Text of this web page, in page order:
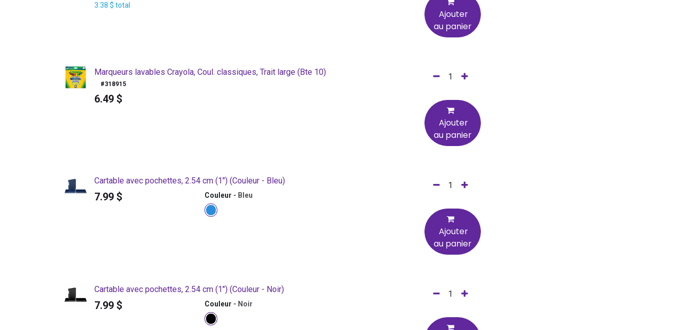
3.38 $ total
Ajouter
au panier
Marqueurs lavables Crayola, Coul. classiques, Trait large (Bte 10)
#318915
6.49 $
Ajouter
au panier
Cartable avec pochettes, 2.54 cm (1") (Couleur - Bleu)
7.99 $ Couleur - Bleu
Ajouter
au panier
Cartable avec pochettes, 2.54 cm (1") (Couleur - Noir)
7.99 $ Couleur - Noir